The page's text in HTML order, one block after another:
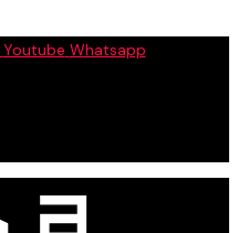
Youtube Whatsapp